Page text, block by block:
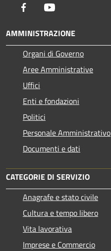
Facebook
AMMINISTRAZIONE
Organi di Governo
Aree Amministrative
Uffici
Enti e fondazioni
Politici
Personale Amministrativo
Documenti e dati
CATEGORIE DI SERVIZIO
Anagrafe e stato civile
Cultura e tempo libero
Vita lavorativa
Imprese e Commercio